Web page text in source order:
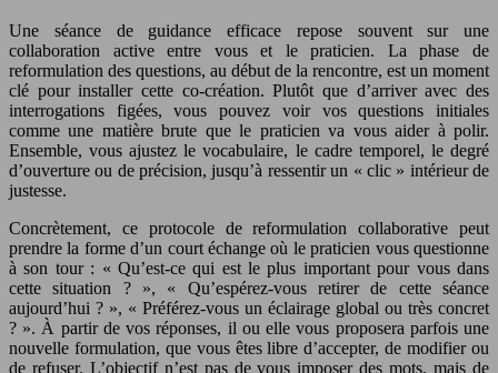
Une séance de guidance efficace repose souvent sur une
collaboration active entre vous et le praticien. La phase de
reformulation des questions, au début de la rencontre, est un moment
clé pour installer cette co-création. Plutôt que d’arriver avec des
interrogations figées, vous pouvez voir vos questions initiales
comme une matière brute que le praticien va vous aider à polir.
Ensemble, vous ajustez le vocabulaire, le cadre temporel, le degré
d’ouverture ou de précision, jusqu’à ressentir un « clic » intérieur de
justesse.
Concrètement, ce protocole de reformulation collaborative peut
prendre la forme d’un court échange où le praticien vous questionne
à son tour : « Qu’est-ce qui est le plus important pour vous dans
cette situation ? », « Qu’espérez-vous retirer de cette séance
aujourd’hui ? », « Préférez-vous un éclairage global ou très concret
? ». À partir de vos réponses, il ou elle vous proposera parfois une
nouvelle formulation, que vous êtes libre d’accepter, de modifier ou
de refuser. L’objectif n’est pas de vous imposer des mots, mais de